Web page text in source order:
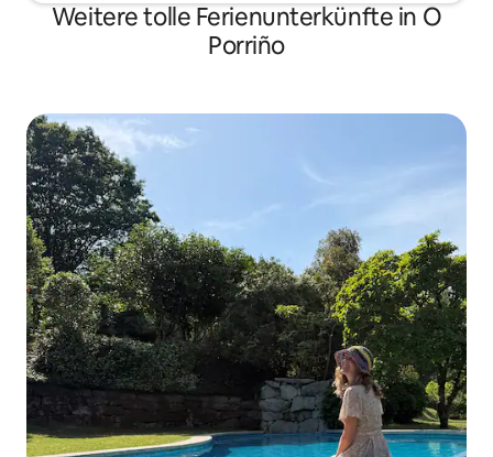
Weitere tolle Ferienunterkünfte in O
Porriño